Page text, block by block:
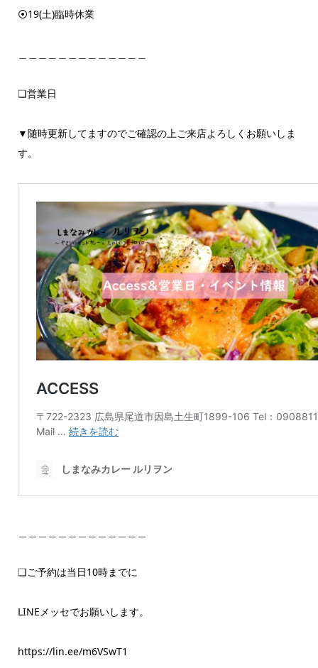
⦿19(土)臨時休業
❏営業日
▼随時更新してますのでご確認の上ご来店よろしくお願いしま
す。
❏ご予約は当日10時までに
LINEメッセでお願いします。
https://lin.ee/m6VSwT1